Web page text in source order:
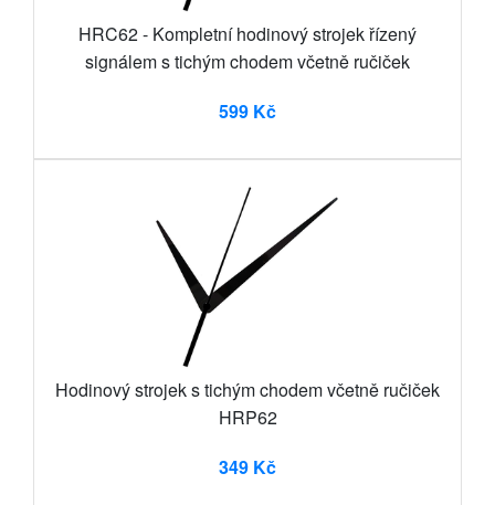
HRC62 - Kompletní hodinový strojek řízený
signálem s tichým chodem včetně ručiček
599 Kč
Hodinový strojek s tichým chodem včetně ručiček
HRP62
349 Kč